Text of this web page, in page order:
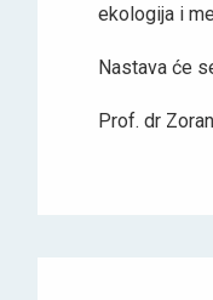
ekologija i
Nastava će
Prof. dr